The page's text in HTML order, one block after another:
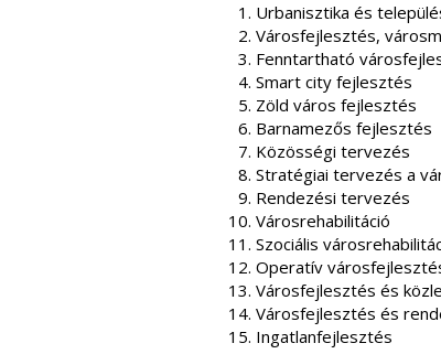
Urbanisztika és
Városfejlesztés,
Fenntartható
Smart city fejlesztés
Zöld város fejlesztés
Barnamezős fejlesztés
Közösségi tervezés
Stratégiai tervezés a
Rendezési tervezés
Városrehabilitáció
Szociális
Operatív
Városfejlesztés és
Városfejlesztés és
Ingatlanfejlesztés